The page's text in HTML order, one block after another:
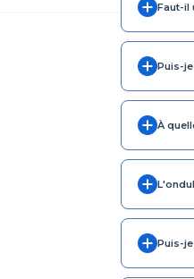
Faut-il
Puis-
À
Puis-